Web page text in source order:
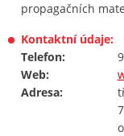
propagačních
Kontaktní údaje:
Telefon:
Web:
Adresa: